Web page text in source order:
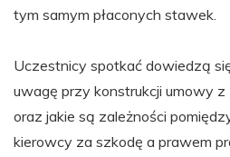
tym samym płaconych stawek.
Uczestnicy spotkać dowiedzą
uwagę przy konstrukcji umowy z
oraz jakie są zależności
kierowcy za szkodę a prawem